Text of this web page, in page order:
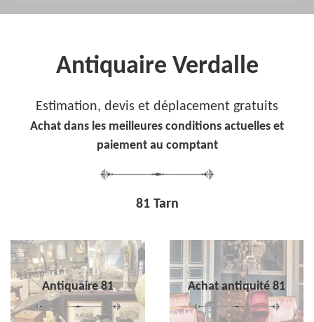
Antiquaire Verdalle
Estimation, devis et déplacement gratuits
Achat dans les meilleures conditions actuelles et
paiement au comptant
81 Tarn
Antiquaire 81 Achat antiquité 81